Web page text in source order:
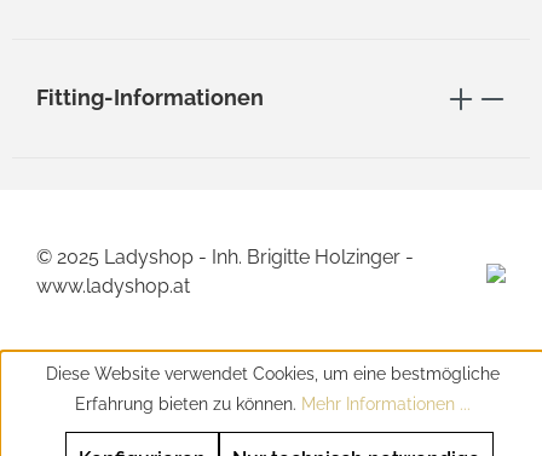
Fitting-Informationen
© 2025 Ladyshop - Inh. Brigitte Holzinger -
www.ladyshop.at
Diese Website verwendet Cookies, um eine bestmögliche
Erfahrung bieten zu können. Mehr Informationen ...